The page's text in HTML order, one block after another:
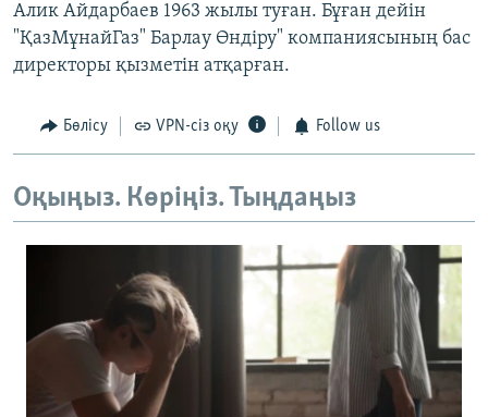
Алик Айдарбаев 1963 жылы туған. Бұған дейін
"ҚазМұнайГаз" Барлау Өндіру" компаниясының бас
директоры қызметін атқарған.
Бөлісу VPN-сіз оқу Follow us
Оқыңыз. Көріңіз. Тыңдаңыз